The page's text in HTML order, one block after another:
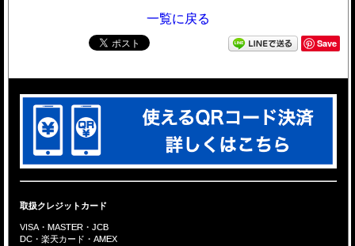
一覧に戻る
Save
取扱クレジットカード
VISA・MASTER・JCB
DC・楽天カード・AMEX